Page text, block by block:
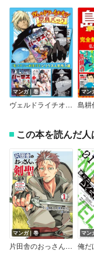
マンガ｜巻
ヴェルドライチオシ聖典パック 『転スラ』ミニ画集付き シリウス人気作3選
マン
この本を読んだ
マンガ｜巻
片田舎のおっさん、剣聖になる～ただの田舎の剣術師範だったのに、大成した弟子たちが俺を放ってくれない件～
マン